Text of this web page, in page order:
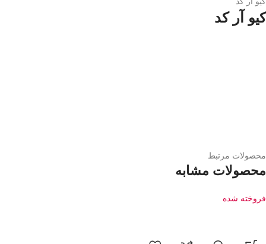
کیو آر کد
محصولات مرتبط
محصولات مشابه
فروخته شده